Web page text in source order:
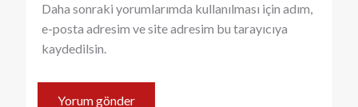
Daha sonraki yorumlarımda kullanılması için adım,
e-posta adresim ve site adresim bu tarayıcıya
kaydedilsin.